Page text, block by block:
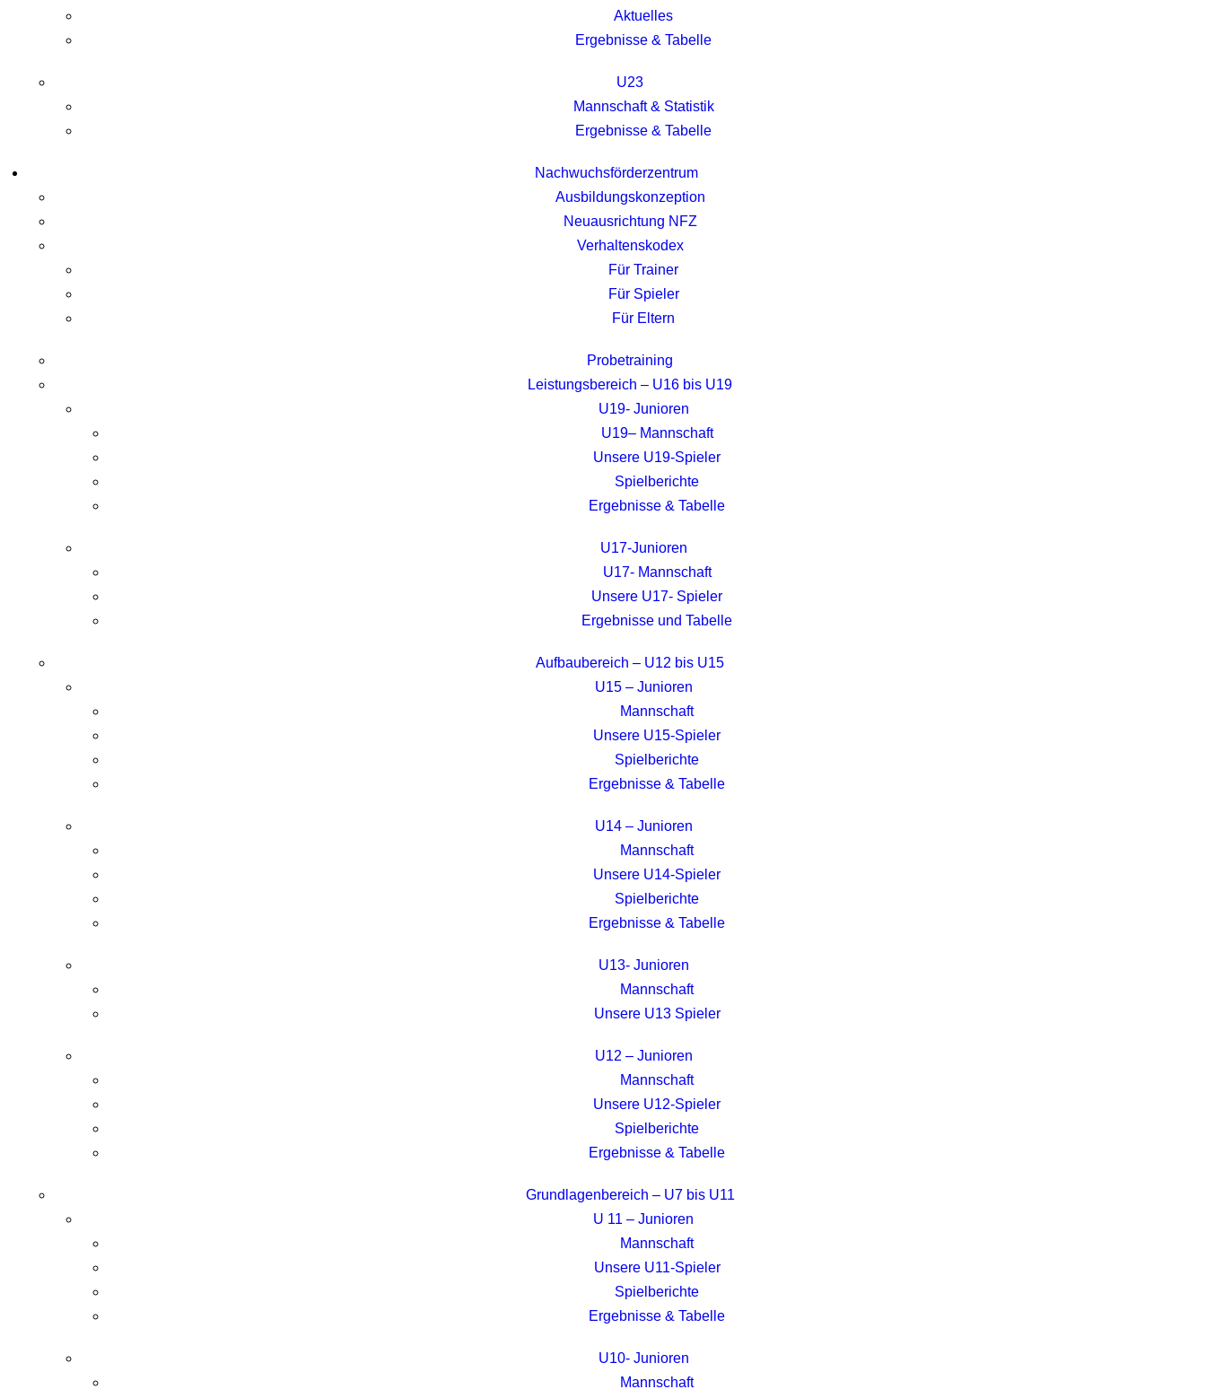
Aktuelles
Ergebnisse & Tabelle
U23
Mannschaft & Statistik
Ergebnisse & Tabelle
Nachwuchsförderzentrum
Ausbildungskonzeption
Neuausrichtung NFZ
Verhaltenskodex
Für Trainer
Für Spieler
Für Eltern
Probetraining
Leistungsbereich – U16 bis U19
U19- Junioren
U19– Mannschaft
Unsere U19-Spieler
Spielberichte
Ergebnisse & Tabelle
U17-Junioren
U17- Mannschaft
Unsere U17- Spieler
Ergebnisse und Tabelle
Aufbaubereich – U12 bis U15
U15 – Junioren
Mannschaft
Unsere U15-Spieler
Spielberichte
Ergebnisse & Tabelle
U14 – Junioren
Mannschaft
Unsere U14-Spieler
Spielberichte
Ergebnisse & Tabelle
U13- Junioren
Mannschaft
Unsere U13 Spieler
U12 – Junioren
Mannschaft
Unsere U12-Spieler
Spielberichte
Ergebnisse & Tabelle
Grundlagenbereich – U7 bis U11
U 11 – Junioren
Mannschaft
Unsere U11-Spieler
Spielberichte
Ergebnisse & Tabelle
U10- Junioren
Mannschaft